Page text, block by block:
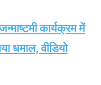
कार्यक्रम में
धमाल, वीडियो